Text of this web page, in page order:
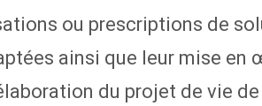
ou prescriptions de
ainsi que leur mise en
du projet de vie